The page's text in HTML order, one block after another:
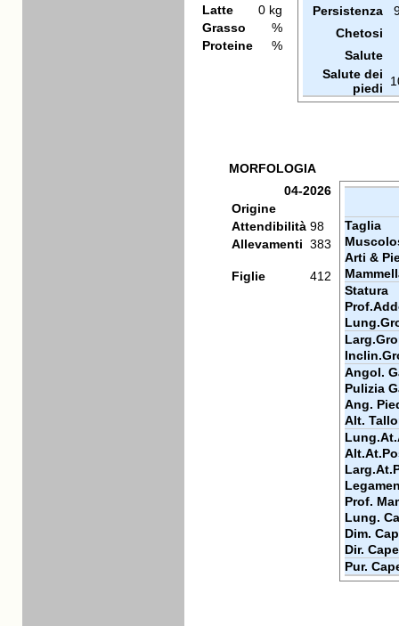
Latte
0 kg
Grasso
%
Proteine
%
Persistenza
Chetosi
Salute
Salute dei
piedi
MORFOLOGIA
04-2026
Origine
Attendibilità 98
Allevamenti 383
Figlie 412
Taglia
Arti &
Statura
Angol.
Pulizia
Ang.
Alt.
Prof.
Lung.
Dim.
Dir.
Pur.